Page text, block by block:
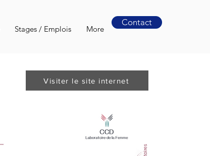
Stages / Emplois More
Contact
Visiter le site internet